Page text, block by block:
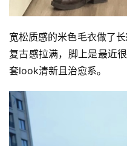
宽松质感的米色毛衣做了
复古感拉满，脚上是最近
套look清新且治愈系。